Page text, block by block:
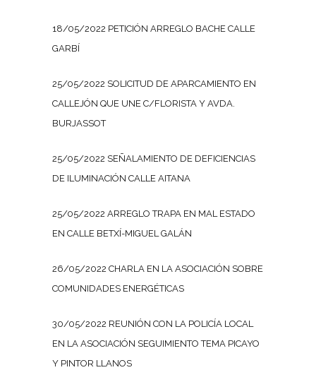
18/05/2022 PETICIÓN ARREGLO BACHE CALLE
GARBÍ
25/05/2022 SOLICITUD DE APARCAMIENTO EN
CALLEJÓN QUE UNE C/FLORISTA Y AVDA.
BURJASSOT
25/05/2022 SEÑALAMIENTO DE DEFICIENCIAS
DE ILUMINACIÓN CALLE AITANA
25/05/2022 ARREGLO TRAPA EN MAL ESTADO
EN CALLE BETXÍ-MIGUEL GALÁN
26/05/2022 CHARLA EN LA ASOCIACIÓN SOBRE
COMUNIDADES ENERGÉTICAS
30/05/2022 REUNIÓN CON LA POLICÍA LOCAL
EN LA ASOCIACIÓN SEGUIMIENTO TEMA PICAYO
Y PINTOR LLANOS